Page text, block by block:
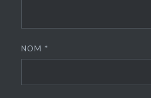
NOM*